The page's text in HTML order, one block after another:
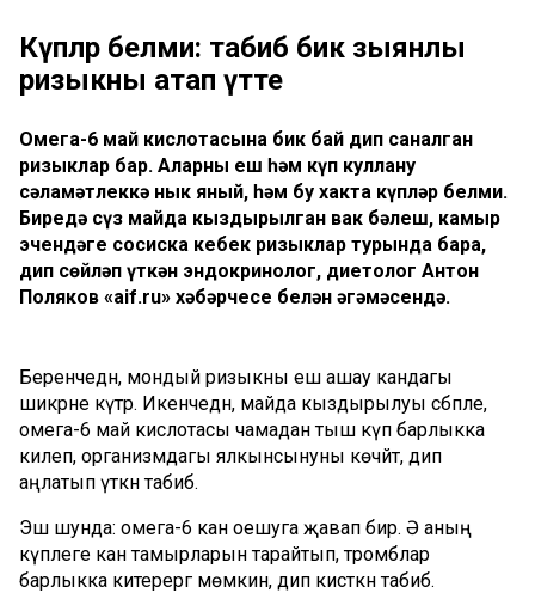
Күпләр белми: табиб бик зыянлы
ризыкны атап үтте
Омега-6 май кислотасына бик бай дип саналган
ризыклар бар. Аларны еш һәм күп куллану
сәламәтлеккә нык яный, һәм бу хакта күпләр белми.
Биредә сүз майда кыздырылган вак бәлеш, камыр
эчендәге сосиска кебек ризыклар турында бара,
дип сөйләп үткән эндокринолог, диетолог Антон
Поляков «aif.ru» хәбәрчесе белән әңгәмәсендә.
Беренчедән, мондый ризыкны еш ашау кандагы
шикәрне күтәрә. Икенчедән, майда кыздырылуы сәбәпле,
омега-6 май кислотасы чамадан тыш күп барлыкка
килеп, организмдагы ялкынсынуны көчәйтә, дип
аңлатып үткән табиб.
Эш шунда: омега-6 кан оешуга җавап бирә. Ә аның
күплеге кан тамырларын тарайтып, тромблар
барлыкка китерергә мөмкин, дип кисәткән табиб.